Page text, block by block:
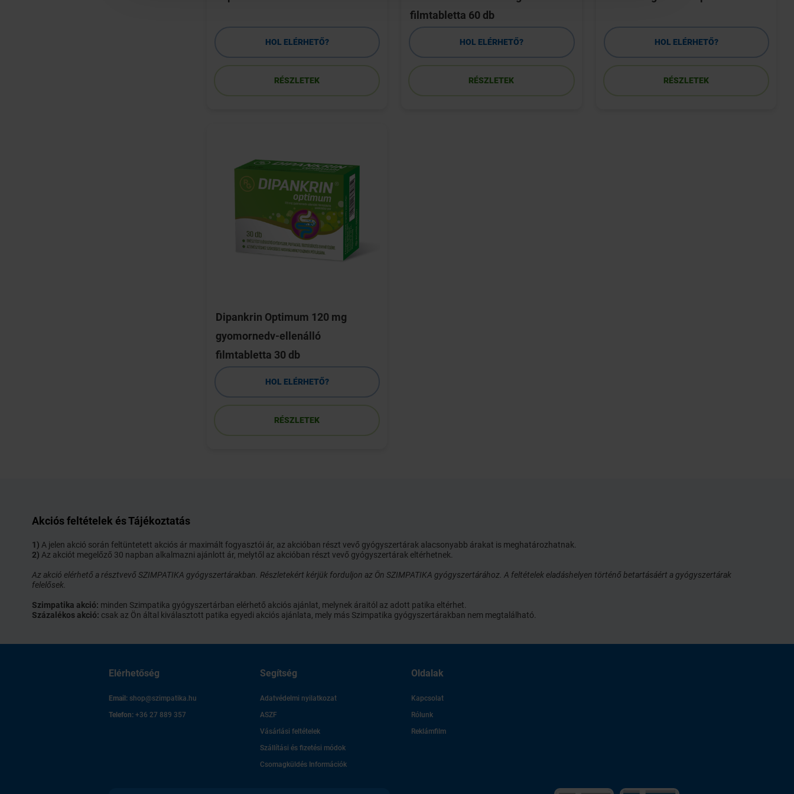
HOL ELÉRHETŐ?
RÉSZLETEK
filmtabletta 60 db
HOL ELÉRHETŐ?
RÉSZLETEK
HOL ELÉRHETŐ?
RÉSZLETEK
Dipankrin Optimum 120 mg
gyomornedv-ellenálló
filmtabletta 30 db
HOL ELÉRHETŐ?
RÉSZLETEK
Akciós feltételek és Tájékoztatás
1) A jelen akció során feltüntetett akciós ár maximált fogyasztói ár, az akcióban részt vevő gyógyszertárak alacsonyabb árakat is meghatározhatnak.
2) Az akciót megelőző 30 napban alkalmazni ajánlott ár, melytől az akcióban részt vevő gyógyszertárak eltérhetnek.
Az akció elérhető a résztvevő SZIMPATIKA gyógyszertárakban. Részletekért kérjük forduljon az Ön SZIMPATIKA gyógyszertárához. A feltételek eladáshelyen történő betartásáért a gyógyszertárak
felelősek.
Szimpatika akció: minden Szimpatika gyógyszertárban elérhető akciós ajánlat, melynek áraitól az adott patika eltérhet.
Százalékos akció: csak az Ön által kiválasztott patika egyedi akciós ajánlata, mely más Szimpatika gyógyszertárakban nem megtalálható.
Elérhetőség
Email: shop@szimpatika.hu
Telefon: +36 27 889 357
Segítség
Adatvédelmi nyilatkozat
ASZF
Vásárlási feltételek
Szállítási és fizetési módok
Csomagküldés Információk
Oldalak
Kapcsolat
Rólunk
Reklámfilm